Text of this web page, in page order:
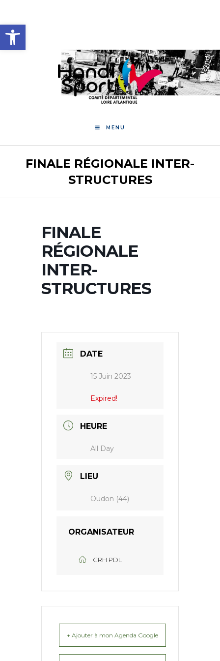
Ouvrir la barre d’outils
content
MENU
FINALE RÉGIONALE INTER-
STRUCTURES
FINALE
RÉGIONALE
INTER-
STRUCTURES
DATE
15 Juin 2023
Expired!
HEURE
All Day
LIEU
Oudon (44)
ORGANISATEUR
CRH PDL
+ Ajouter à mon Agenda Google